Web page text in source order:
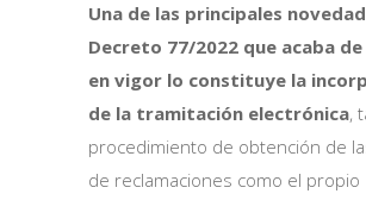
Una de las principales
Decreto 77/2022 que acaba
en vigor lo constituye la
de la tramitación electrónica,
procedimiento de obtención de
de reclamaciones como el propio